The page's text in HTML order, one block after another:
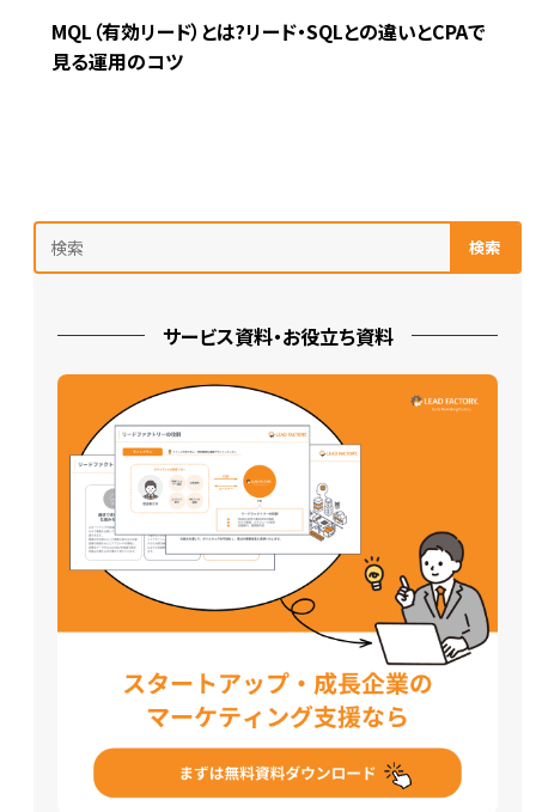
MQL（有効リード）とは?リード・SQLとの違いとCPAで
見る運用のコツ
検索
サービス資料・お役立ち資料